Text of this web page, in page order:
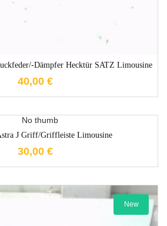
Dämpfer Hecktür SATZ Limousine
40,00 €
J Griff/Griffleiste Limousine
30,00 €
New